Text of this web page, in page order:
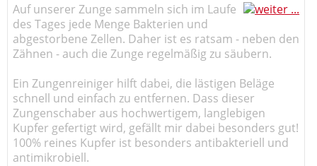
Auf unserer Zunge sammeln sich im Laufe
des Tages jede Menge Bakterien und
abgestorbene Zellen. Daher ist es ratsam - neben den
Zähnen - auch die Zunge regelmäßig zu säubern.
Ein Zungenreiniger hilft dabei, die lästigen Beläge
schnell und einfach zu entfernen. Dass dieser
Zungenschaber aus hochwertigem, langlebigen
Kupfer gefertigt wird, gefällt mir dabei besonders gut!
100% reines Kupfer ist besonders antibakteriell und
antimikrobiell.